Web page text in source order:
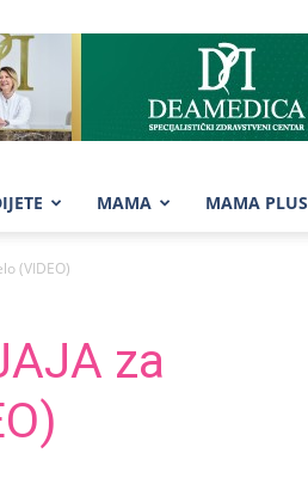
MAMA MAMA PLUS
(VIDEO)
za